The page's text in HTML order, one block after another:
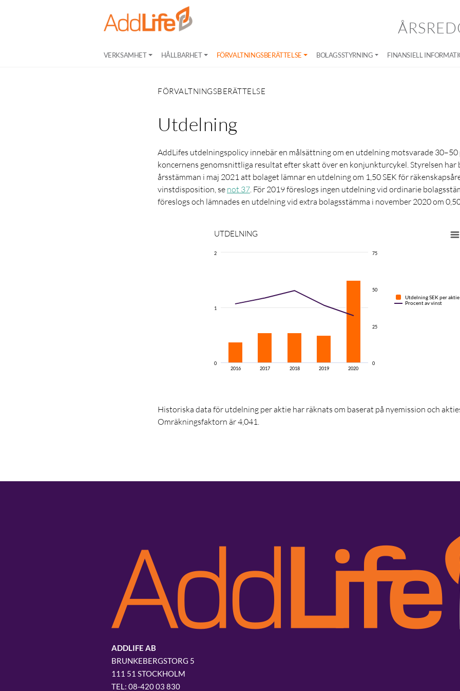
VERKSAMHET HÅLLBARHET FÖRVALTNINGSBERÄTTELSE BOLAGSSTYRNING FINANSIELL
FÖRVALTNINGSBERÄTTELSE
Utdelning
AddLifes utdelningspolicy innebär en målsättning om en utdelning motsvarade
koncernens genomsnittliga resultat efter skatt över en konjunkturcykel. Styrelsen har
årsstämman i maj 2021 att bolaget lämnar en utdelning om 1,50 SEK för
vinstdisposition, se not 37 . För 2019 föreslogs ingen utdelning vid ordinarie
föreslogs och lämnades en utdelning vid extra bolagsstämma i november 2020 om
UTDELNING
Utdelning SEK per aktie
Procent av vinst
2016 2017 2018 2019 2020
0
1
2
0
25
50
75
Historiska data för utdelning per aktie har räknats om baserat på nyemission och
Omräkningsfaktorn är 4,041.
ADDLIFE AB
BRUNKEBERGSTORG 5
111 51 STOCKHOLM
08-420 03 830